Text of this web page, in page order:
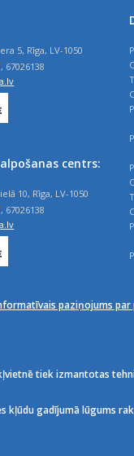
5, Rīga, LV-1050
, 67026138
centrs:
10, Rīga, LV-1050
, 67026138
paziņojums par
tiek izmantotas
kļūdu gadījumā lūgums